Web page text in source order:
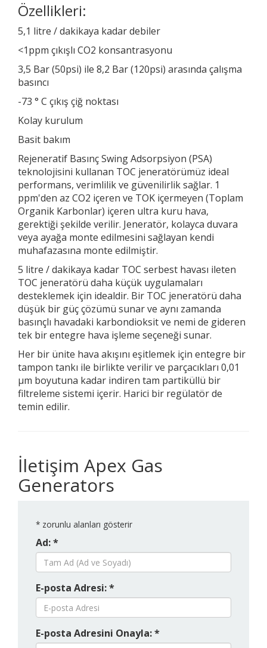
Özellikleri:
5,1 litre / dakikaya kadar debiler
<1ppm çıkışlı CO2 konsantrasyonu
3,5 Bar (50psi) ile 8,2 Bar (120psi) arasında çalışma
basıncı
-73 ° C çıkış çiğ noktası
Kolay kurulum
Basit bakım
Rejeneratif Basınç Swing Adsorpsiyon (PSA)
teknolojisini kullanan TOC jeneratörümüz ideal
performans, verimlilik ve güvenilirlik sağlar. 1
ppm'den az CO2 içeren ve TOK içermeyen (Toplam
Organik Karbonlar) içeren ultra kuru hava,
gerektiği şekilde verilir. Jeneratör, kolayca duvara
veya ayağa monte edilmesini sağlayan kendi
muhafazasına monte edilmiştir.
5 litre / dakikaya kadar TOC serbest havası ileten
TOC jeneratörü daha küçük uygulamaları
desteklemek için idealdir. Bir TOC jeneratörü daha
düşük bir güç çözümü sunar ve aynı zamanda
basınçlı havadaki karbondioksit ve nemi de gideren
tek bir entegre hava işleme seçeneği sunar.
Her bir ünite hava akışını eşitlemek için entegre bir
tampon tankı ile birlikte verilir ve parçacıkları 0,01
µm boyutuna kadar indiren tam partiküllü bir
filtreleme sistemi içerir. Harici bir regülatör de
temin edilir.
İletişim Apex Gas
Generators
* zorunlu alanları gösterir
Ad: *
E-posta Adresi: *
E-posta Adresini Onayla: *